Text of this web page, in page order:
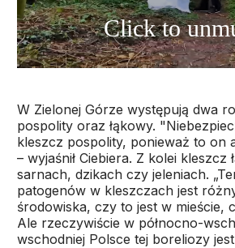
W Zielonej Górze występują dwa
pospolity oraz łąkowy.
kleszcz pospolity, ponieważ to on
– wyjaśnił Ciebiera. Z kolei kleszcz
sarnach, dzikach czy jeleniach.
patogenów w kleszczach jest
środowiska, czy to jest w mieście,
Ale rzeczywiście w północno-
wschodniej Polsce tej boreliozy jest